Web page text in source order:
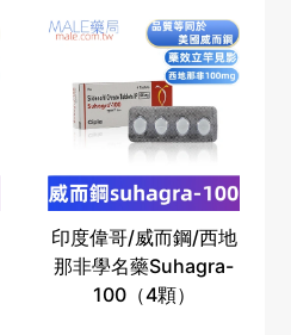
印度偉哥/威而鋼/西地
那非學名藥Suhagra-
100（4顆）